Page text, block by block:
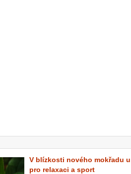
V blízkosti nového mokřadu
pro relaxaci a sport